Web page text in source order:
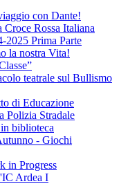
con Dante!
Rossa Italiana
Prima Parte
la nostra Vita!
teatrale sul Bullismo
di Educazione
Polizia Stradale
biblioteca
- Giochi
in Progress
Ardea I